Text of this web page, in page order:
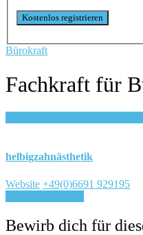
Bürokraft
Fachkraft für
helbigzahnästhetik
Website +49(0)6691 929195
Bewirb dich für